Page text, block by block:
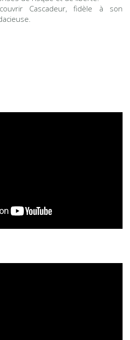
Cascadeur, fidèle à son